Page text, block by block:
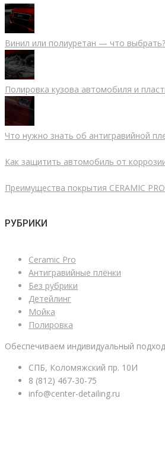
Винил или полиуретан — что выбрать?
Полировка кузова автомобиля и
Что нужно знать об антигравийной
Как защитить автомобиль от
Преимущества покрытия CERAMIC
РУБРИКИ
Ceramic Pro
Антигравийные плёнки
Без рубрики
Детейлинг
Мойка
Полировка
Обеспечиваем индивидуальный
СПБ, Коломяжский пр. 10И
8 (812) 467-30-75
info@center-detailing.ru